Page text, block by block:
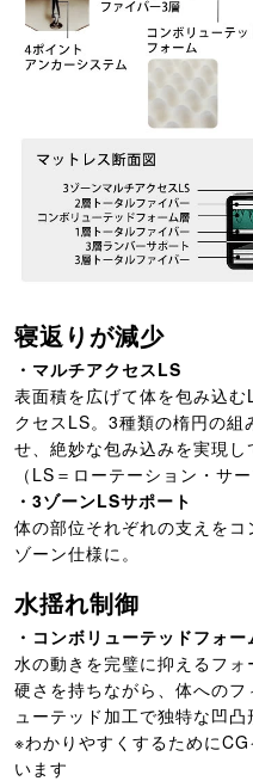
寝返りが減少
・マルチアクセスLS
表面積を広げて体を包み込
クセスLS。3種類の楕円の組
せ、絶妙な包み込みを実現し
（LS＝ローテーション・サー
・3ゾーンLSサポート
体の部位それぞれの支えを
ゾーン仕様に。
水揺れ制御
・コンボリューテッドフォー
水の動きを完璧に抑えるフ
硬さを持ちながら、体への
ューテッド加工で独特な凹凸
※わかりやすくするために
います